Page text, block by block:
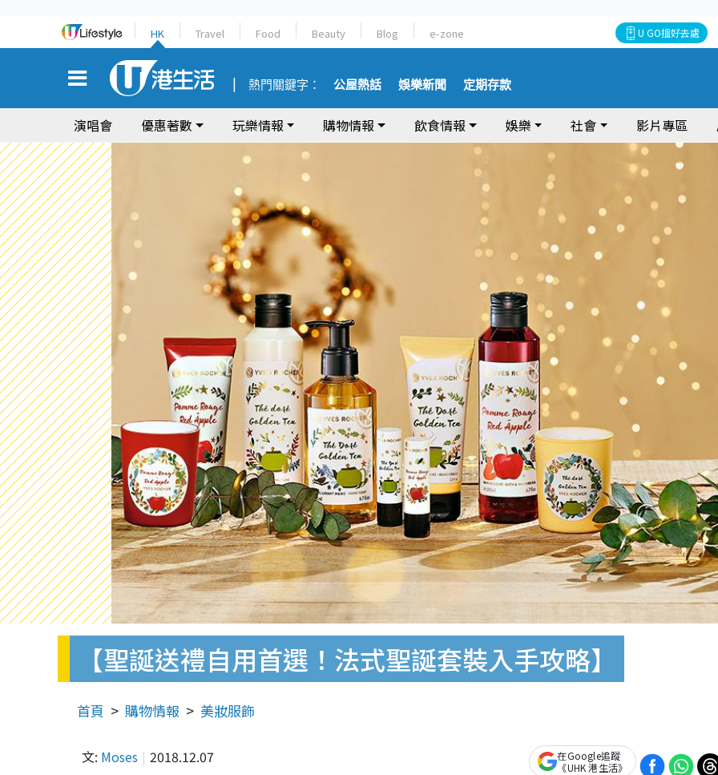
HK Travel Food Beauty Blog e-zone U GO搵好去處
熱門關鍵字： 公屋熱話 娛樂新聞 定期存款
演唱會 優惠著數 玩樂情報 購物情報 飲食情報 娛樂 社會 影片專區
【聖誕送禮自用首選！法式聖誕套裝入手攻略】
首頁 購物情報 美妝服飾
文: Moses 2018.12.07
在Google追蹤
《UHK 港生活》